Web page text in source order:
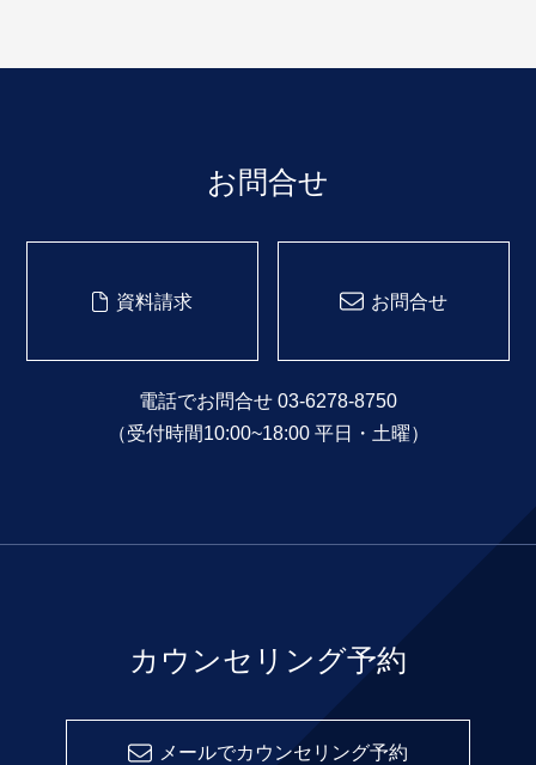
お問合せ
資料請求 お問合せ
電話でお問合せ 03-6278-8750
（受付時間10:00~18:00 平日・土曜）
カウンセリング予約
メールでカウンセリング予約